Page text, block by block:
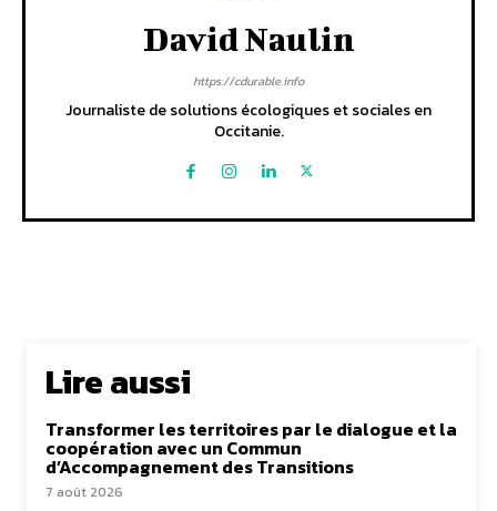
David Naulin
https://cdurable.info
Journaliste de solutions écologiques et sociales en
Occitanie.
Lire aussi
Transformer les territoires par le dialogue et la
coopération avec un Commun
d’Accompagnement des Transitions
7 août 2026